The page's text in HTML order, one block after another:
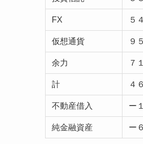
FX ５
仮想通貨 ９
余力 ７
計 ４
不動産借入 ー
純金融資産 ー